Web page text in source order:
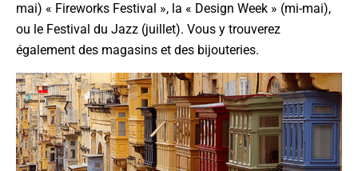
mai) « Fireworks Festival », la « Design Week » (mi-mai),
ou le Festival du Jazz (juillet). Vous y trouverez
également des magasins et des bijouteries.